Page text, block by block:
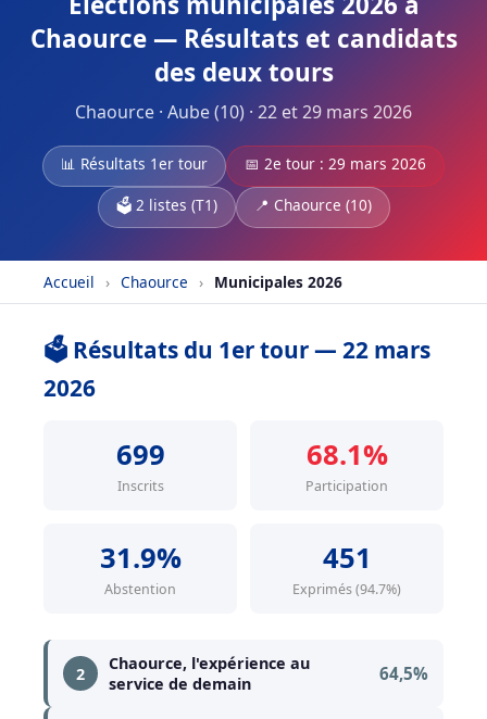
Chaource — Résultats et candidats
des deux tours
Chaource · Aube (10) · 22 et 29 mars 2026
📊 Résultats 1er tour
📅 2e tour : 29 mars 2026
🗳️ 2 listes (T1)
📍 Chaource (10)
Accueil › Chaource › Municipales 2026
🗳️ Résultats du 1er tour — 22 mars
2026
699
Inscrits
68.1%
Participation
31.9%
Abstention
451
Exprimés (94.7%)
2
Chaource, l'expérience au
service de demain
64,5%